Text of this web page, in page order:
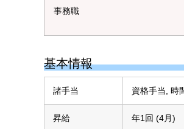
事務職
基本情報
諸手当 資格手当, 時
昇給 年1回 (4月)